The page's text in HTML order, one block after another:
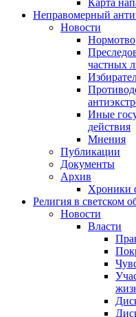
Карта
Неправомерный
Новости
частных
Иные
действия
Мнения
Публикации
Документы
Архив
Хроники
Религия в светском
Новости
Власти